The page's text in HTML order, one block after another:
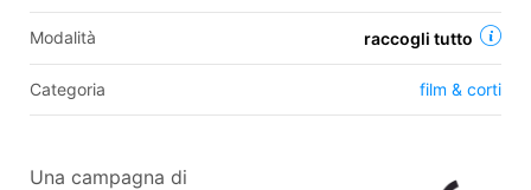
IT
ES
Modalità raccogli tutto
Categoria film & corti
Una campagna di